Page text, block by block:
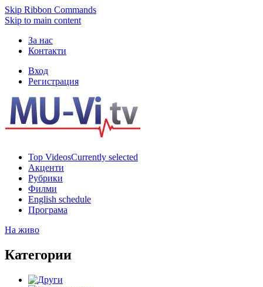
Skip Ribbon Commands
Skip to main content
За нас
Контакти
Вход
Регистрация
Top VideosCurrently selected
Акценти
Рубрики
Филми
English schedule
Програма
На живо
Категории